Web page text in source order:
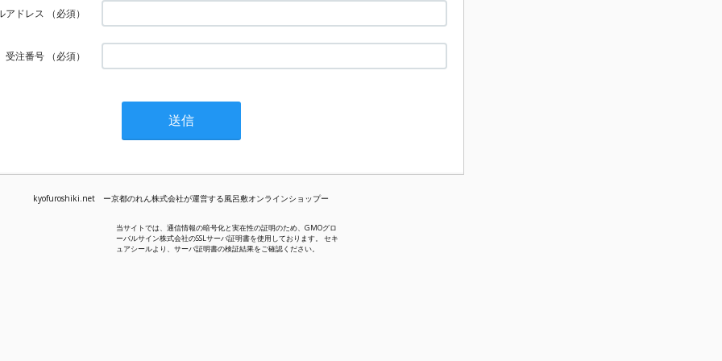
アドレス （必須）
受注番号 （必須）
kyofuroshiki.net ー京都のれん株式会社が運営する風呂敷オンラインショップー
当サイトでは、通信情報の暗号化と実在性の証明のため、GMOグロ
ーバルサイン株式会社のSSLサーバ証明書を使用しております。 セキ
ュアシールより、サーバ証明書の検証結果をご確認ください。